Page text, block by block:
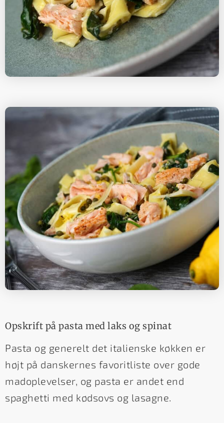
Opskrift på pasta med laks og spinat
Pasta og generelt det italienske køkken er
højt på danskernes favoritliste over gode
madoplevelser, og pasta er andet end
spaghetti med kødsovs og lasagne.